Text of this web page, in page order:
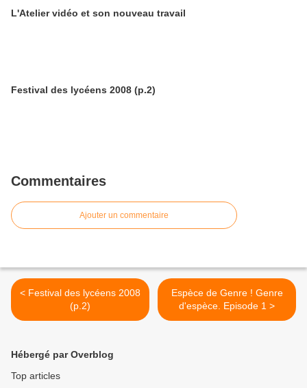
L'Atelier vidéo et son nouveau travail
Festival des lycéens 2008 (p.2)
Commentaires
Ajouter un commentaire
< Festival des lycéens 2008
(p.2)
Espèce de Genre ! Genre
d'espèce. Episode 1 >
Hébergé par Overblog
Top articles